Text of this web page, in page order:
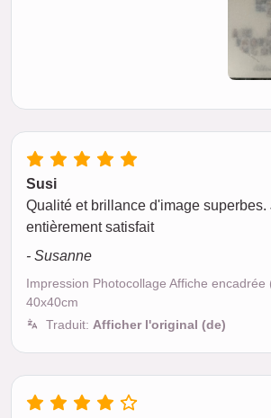
Susi
Qualité et brillance d'image superbes.
entièrement satisfait
- Susanne
Impression Photocollage Affiche encadrée
40x40cm
Traduit: Afficher l'original (de)